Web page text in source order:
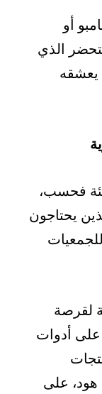
أو
الذي
يعشقه
فحسب،
يحتاجون
لقرصة
أدوات
هود، على